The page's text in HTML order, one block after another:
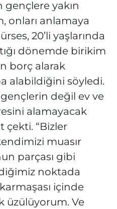
gençlere yakın
onları anlamaya
20’li yaşlarında
dönemde birikim
borç alarak
alabildiğini söyledi.
değil ev ve
alamayacak
çekti. “Bizler
muasır
parçası gibi
noktada
içinde
üzülüyorum. Ve